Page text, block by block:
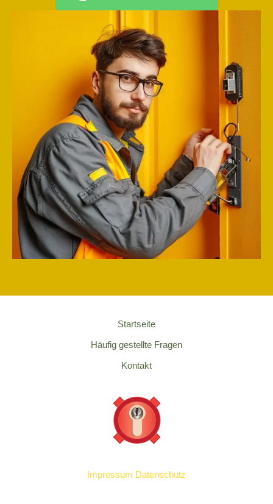
Startseite
Häufig gestellte Fragen
Kontakt
Impressum Datenschutz